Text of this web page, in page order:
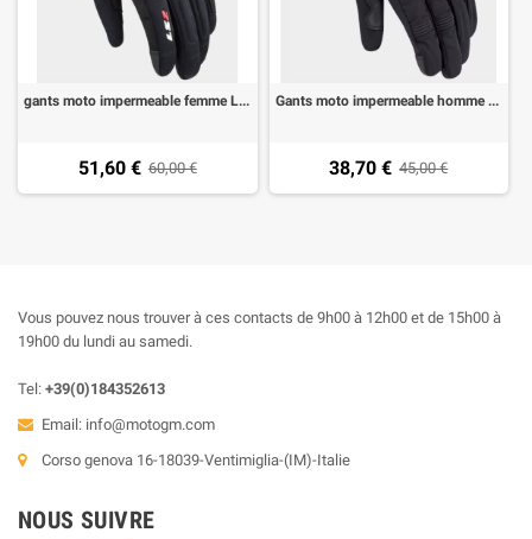
gants moto impermeable femme LS2 Jet II
51,60 € 60,00 €
Gants moto impermeable homme LS2 URBS
38,70 € 45,00 €
Vous pouvez nous trouver à ces contacts de 9h00 à 12h00 et de 15h00 à
19h00 du lundi au samedi.
Tel: +39(0)184352613
Email: info@motogm.com
Corso genova 16-18039-Ventimiglia-(IM)-Italie
NOUS SUIVRE